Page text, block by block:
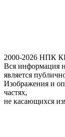
2000-2026 НПК
Вся информация
является
Изображения и
частях,
не касающихся